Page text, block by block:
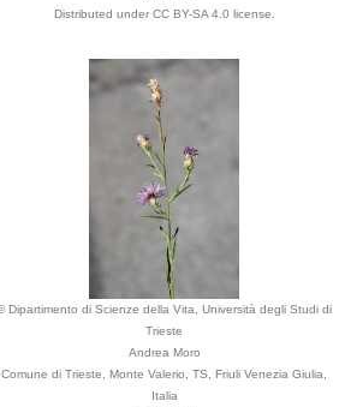
Distributed under CC BY-SA 4.0 license.
Dipartimento di Scienze della Vita, Università degli Studi di
Trieste
Andrea Moro
Comune di Trieste, Monte Valerio, TS, Friuli Venezia Giulia,
Italia